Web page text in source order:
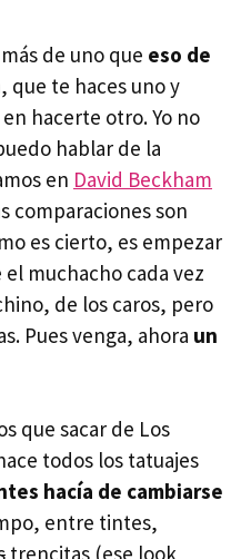
de uno que eso de
, que te haces uno y
hacerte otro. Yo no
hablar de la
en David Beckham
comparaciones son
es cierto, es empezar
el muchacho cada vez
de los caros, pero
Pues venga, ahora un
que sacar de Los
todos los tatuajes
hacía de cambiarse
entre tintes,
trencitas (ese look